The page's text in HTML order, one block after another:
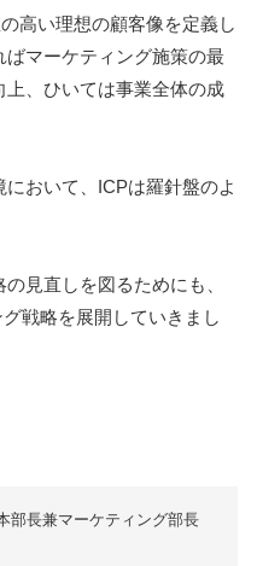
高い理想の顧客像を定義し
マーケティング施策の最
、ひいては事業全体の成
おいて、ICPは羅針盤のよ
見直しを図るためにも、
戦略を展開していきまし
部長兼マーケティング部長